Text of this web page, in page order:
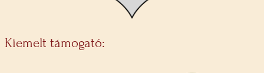
Kiemelt támogató: